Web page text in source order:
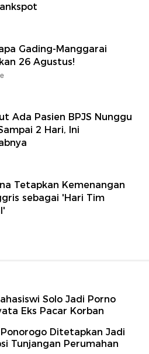
Gading-Manggarai
26 Agustus!
Ada Pasien BPJS Nunggu
2 Hari, Ini
Tetapkan Kemenangan
sebagai 'Hari Tim
Solo Jadi Porno
Eks Pacar Korban
Ponorogo Ditetapkan Jadi
Tunjangan Perumahan